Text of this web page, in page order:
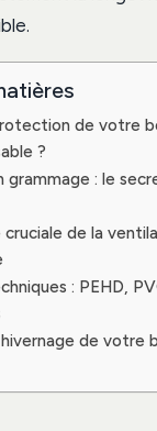
de votre
?
grammage : le
cruciale de la
: PEHD,
de votre